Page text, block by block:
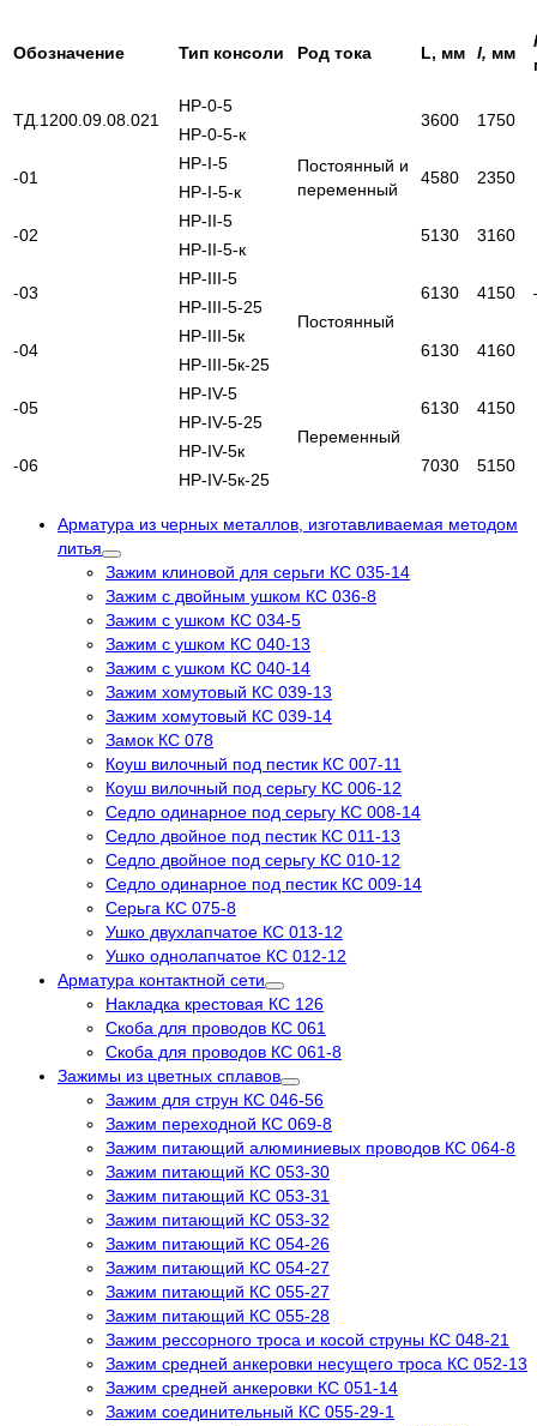
Обозначение Тип консоли Род тока L, мм l, мм
l
ТД.1200.09.08.021
НР-0-5
Постоянный и
переменный
3600 1750
НР-0-5-к
-01
НР-I-5
4580 2350
НР-I-5-к
-02
НР-II-5
5130 3160
НР-II-5-к
-03
НР-III-5
Постоянный
6130 4150
НР-III-5-25
-04
НР-III-5к
6130 4160
НР-III-5к-25
-05
НР-IV-5
Переменный
6130 4150
НР-IV-5-25
-06
НР-IV-5к
7030 5150
НР-IV-5к-25
Арматура из черных металлов, изготавливаемая методом
литья
Зажим клиновой для серьги КС 035-14
Зажим с двойным ушком КС 036-8
Зажим с ушком КС 034-5
Зажим с ушком КС 040-13
Зажим с ушком КС 040-14
Зажим хомутовый КС 039-13
Зажим хомутовый КС 039-14
Замок КС 078
Коуш вилочный под пестик КС 007-11
Коуш вилочный под серьгу КС 006-12
Седло одинарное под серьгу КС 008-14
Седло двойное под пестик КС 011-13
Седло двойное под серьгу КС 010-12
Седло одинарное под пестик КС 009-14
Серьга КС 075-8
Ушко двухлапчатое КС 013-12
Ушко однолапчатое КС 012-12
Арматура контактной сети
Накладка крестовая КС 126
Скоба для проводов КС 061
Скоба для проводов КС 061-8
Зажимы из цветных сплавов
Зажим для струн КС 046-56
Зажим переходной КС 069-8
Зажим питающий алюминиевых проводов КС 064-8
Зажим питающий КС 053-30
Зажим питающий КС 053-31
Зажим питающий КС 053-32
Зажим питающий КС 054-26
Зажим питающий КС 054-27
Зажим питающий КС 055-27
Зажим питающий КС 055-28
Зажим рессорного троса и косой струны КС 048-21
Зажим средней анкеровки несущего троса КС 052-13
Зажим средней анкеровки КС 051-14
Зажим соединительный КС 055-29-1